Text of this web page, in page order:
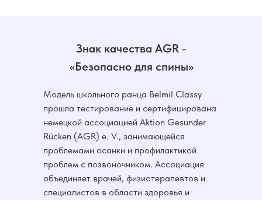
Модель школьного ранца Belmil Classy
прошла тестирование и сертифицирована
немецкой ассоциацией Aktion Gesunder
Rücken (AGR) e. V., занимающейся
проблемами осанки и профилактикой
проблем с позвоночником. Ассоциация
объединяет врачей, физиотерапевтов и
специалистов в области здоровья и
Знак качества AGR -
«Безопасно для спины»